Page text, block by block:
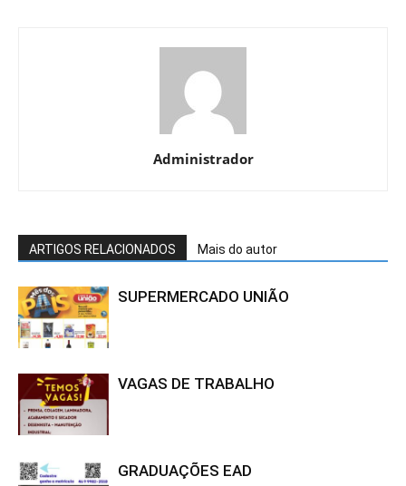
Administrador
ARTIGOS RELACIONADOS Mais do autor
SUPERMERCADO UNIÃO
VAGAS DE TRABALHO
GRADUAÇÕES EAD